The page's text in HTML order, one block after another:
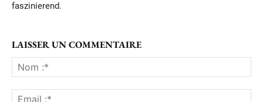
faszinierend.
LAISSER UN COMMENTAIRE
:*